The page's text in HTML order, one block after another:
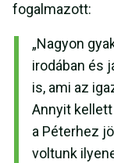
fogalmazott:
„Nagyon
irodában és
is, ami az
Annyit
a Péterhez
voltunk